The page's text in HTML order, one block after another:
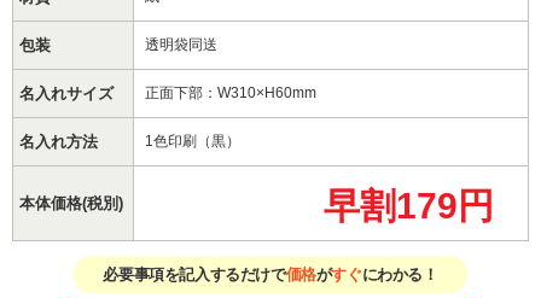
包装 透明袋同送
名入れサイズ 正面下部：W310×H60mm
名入れ方法 1色印刷（黒）
本体価格(税別) 早割179円
必要事項を記入するだけで価格がすぐにわかる！